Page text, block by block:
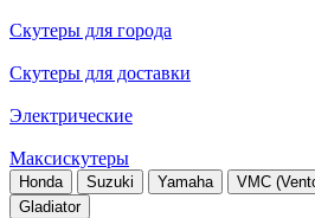
Скутеры для города
Скутеры для доставки
Электрические
Максискутеры
Honda Suzuki Yamaha VMC
Gladiator